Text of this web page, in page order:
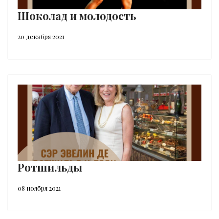
Шоколад и молодость
20 декабря 2021
Ротшильды
08 ноября 2021